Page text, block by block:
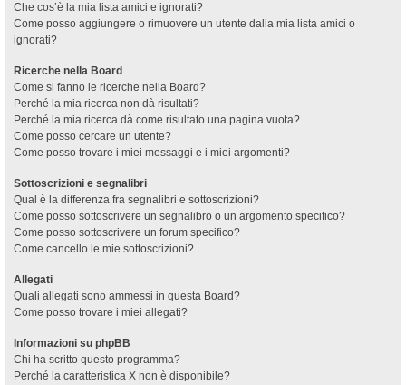
Che cos’è la mia lista amici e ignorati?
Come posso aggiungere o rimuovere un utente dalla mia lista amici o
ignorati?
Ricerche nella Board
Come si fanno le ricerche nella Board?
Perché la mia ricerca non dà risultati?
Perché la mia ricerca dà come risultato una pagina vuota?
Come posso cercare un utente?
Come posso trovare i miei messaggi e i miei argomenti?
Sottoscrizioni e segnalibri
Qual è la differenza fra segnalibri e sottoscrizioni?
Come posso sottoscrivere un segnalibro o un argomento specifico?
Come posso sottoscrivere un forum specifico?
Come cancello le mie sottoscrizioni?
Allegati
Quali allegati sono ammessi in questa Board?
Come posso trovare i miei allegati?
Informazioni su phpBB
Chi ha scritto questo programma?
Perché la caratteristica X non è disponibile?